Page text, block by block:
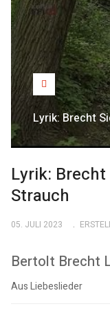
Lyrik: Brecht
Lyrik:
Strauch
05. JULI 2023
Bertolt Brecht
Aus Liebeslieder